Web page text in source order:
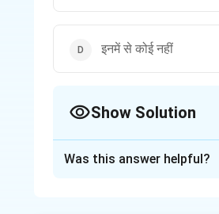
इनमें से कोई नहीं
Show Solution
Was this answer helpful?